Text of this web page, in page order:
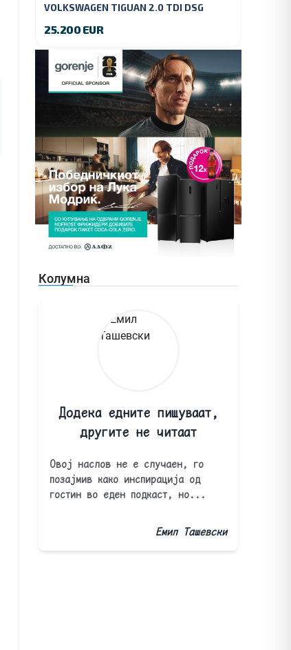
VOLKSWAGEN TIGUAN 2.0 TDI DSG
25.200 EUR
Колумна
Додека едните пишуваат,
другите не читаат
Овој наслов не е случаен, го
позајмив како инспирација од
гостин во еден подкаст, но...
Емил Ташевски